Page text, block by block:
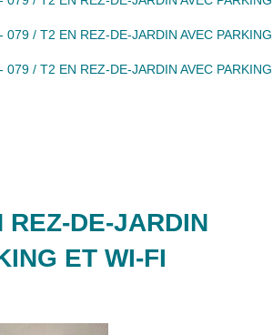
REZ-DE-JARDIN
ET WI-FI